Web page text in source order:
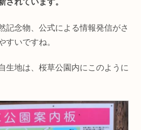
されています。
記念物、公式による情報発信がさ
すいですね。
生地は、桜草公園内にこのように